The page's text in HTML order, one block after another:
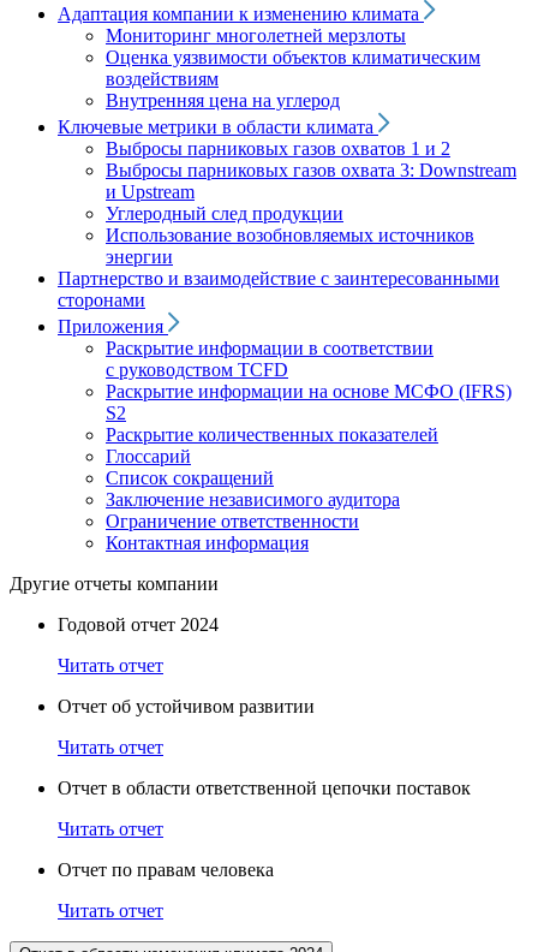
Адаптация компании к изменению климата
Мониторинг многолетней мерзлоты
Оценка уязвимости объектов климатическим
воздействиям
Внутренняя цена на углерод
Ключевые метрики в области климата
Выбросы парниковых газов охватов 1 и 2
Выбросы парниковых газов охвата 3: Downstream
и Upstream
Углеродный след продукции
Использование возобновляемых источников
энергии
Партнерство и взаимодействие с заинтересованными
сторонами
Приложения
Раскрытие информации в соответствии
с руководством TCFD
Раскрытие информации на основе МСФО (IFRS)
S2
Раскрытие количественных показателей
Глоссарий
Список сокращений
Заключение независимого аудитора
Ограничение ответственности
Контактная информация
Другие отчеты компании
Годовой отчет 2024
Читать отчет
Отчет об устойчивом развитии
Читать отчет
Отчет в области ответственной цепочки поставок
Читать отчет
Отчет по правам человека
Читать отчет